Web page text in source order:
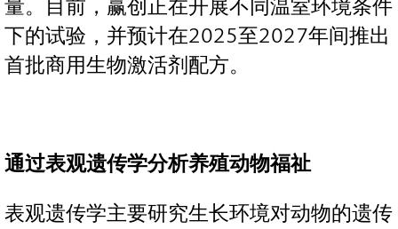
量。目前，赢创正在开展不同温室环境条件
下的试验，并预计在2025至2027年间推出
首批商用生物激活剂配方。
通过表观遗传学分析养殖动物福祉
表观遗传学主要研究生长环境对动物的遗传